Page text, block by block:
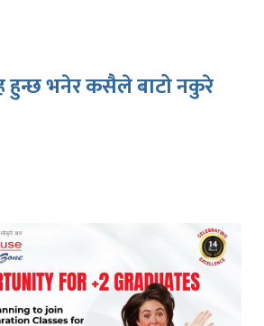
हुन्छ भनेर कसैले बाटो नकुरे